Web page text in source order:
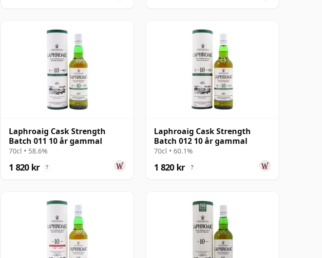
Laphroaig Cask Strength
Batch 011 10 år gammal
70cl • 58.6%
1 820 kr ?
Laphroaig Cask Strength
Batch 012 10 år gammal
70cl • 60.1%
1 820 kr ?